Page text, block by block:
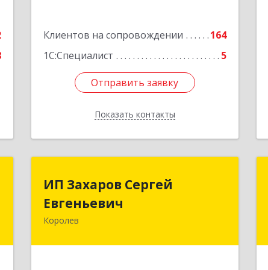
Клиентов на сопровождении
164
1С:Специалист
5
Отправить заявку
Показать контакты
Отправить заявку
Назад
ИП Захаров Сергей
Евгеньевич
Королев
ИП Захаров Сергей
Евгеньевич
141092, Московская обл, Королев г,